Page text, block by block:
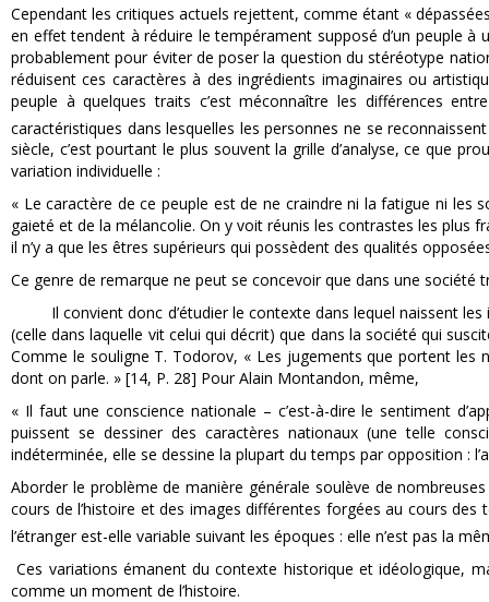
Cependant les critiques actuels rejettent, comme étant «
en effet tendent à réduire le tempérament supposé d’un peuple
probablement pour éviter de poser la question du stéréotype
réduisent ces caractères à des ingrédients imaginaires ou
peuple à quelques traits c’est méconnaître les différences
caractéristiques dans lesquelles les personnes ne se
siècle, c’est pourtant le plus souvent la grille d’analyse, ce que
variation individuelle :
« Le caractère de ce peuple est de ne craindre ni la fatigue ni les
gaieté et de la mélancolie. On y voit réunis les contrastes les plus
il n’y a que les êtres supérieurs qui possèdent des qualités
Ce genre de remarque ne peut se concevoir que dans une société
Il convient donc d’étudier le contexte dans lequel naissent les
(celle dans laquelle vit celui qui décrit) que dans la société qui
Comme le souligne T. Todorov, « Les jugements que portent
dont on parle. » [14, P. 28] Pour Alain Montandon, même,
« Il faut une conscience nationale – c’est-à-dire le sentiment
puissent se dessiner des caractères nationaux (une telle
indéterminée, elle se dessine la plupart du temps par opposition :
Aborder le problème de manière générale soulève de
cours de l’histoire et des images différentes forgées au cours
l’étranger est-elle variable suivant les époques : elle n’est pas la
Ces variations émanent du contexte historique et idéologique,
comme un moment de l’histoire.